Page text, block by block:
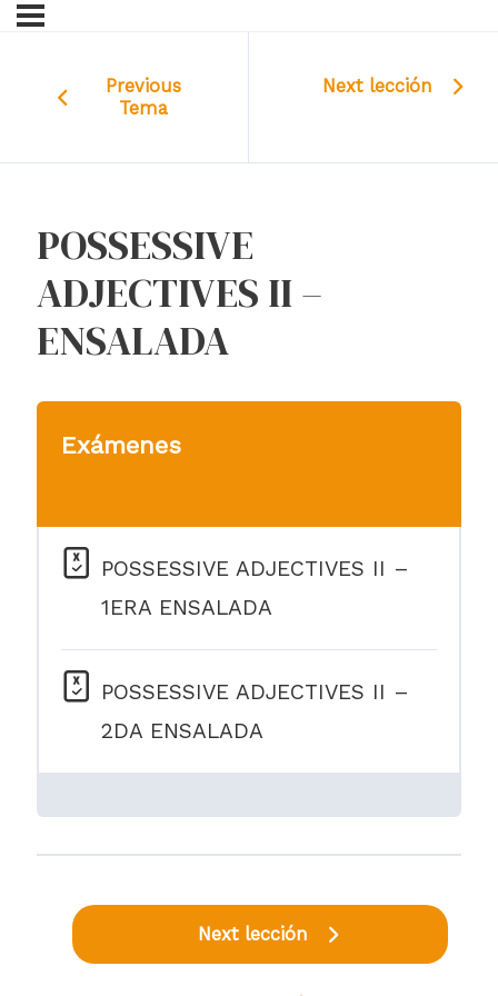
Previous
Tema
Next lección
POSSESSIVE
ADJECTIVES II –
ENSALADA
Exámenes
POSSESSIVE ADJECTIVES II –
1ERA ENSALADA
POSSESSIVE ADJECTIVES II –
2DA ENSALADA
Next lección